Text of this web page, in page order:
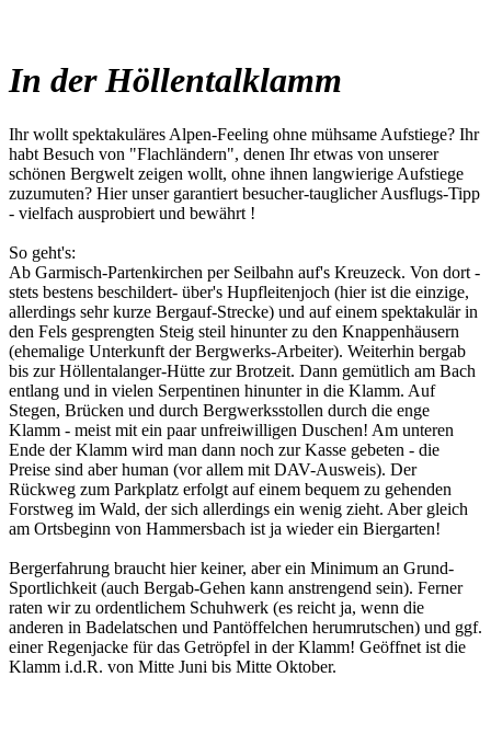
In der Höllentalklamm
Ihr wollt spektakuläres Alpen-Feeling ohne mühsame Aufstiege? Ihr
habt Besuch von "Flachländern", denen Ihr etwas von unserer
schönen Bergwelt zeigen wollt, ohne ihnen langwierige Aufstiege
zuzumuten? Hier unser garantiert besucher-tauglicher Ausflugs-Tipp
- vielfach ausprobiert und bewährt !
So geht's:
Ab Garmisch-Partenkirchen per Seilbahn auf's Kreuzeck. Von dort -
stets bestens beschildert- über's Hupfleitenjoch (hier ist die einzige,
allerdings sehr kurze Bergauf-Strecke) und auf einem spektakulär in
den Fels gesprengten Steig steil hinunter zu den Knappenhäusern
(ehemalige Unterkunft der Bergwerks-Arbeiter). Weiterhin bergab
bis zur Höllentalanger-Hütte zur Brotzeit. Dann gemütlich am Bach
entlang und in vielen Serpentinen hinunter in die Klamm. Auf
Stegen, Brücken und durch Bergwerksstollen durch die enge
Klamm - meist mit ein paar unfreiwilligen Duschen! Am unteren
Ende der Klamm wird man dann noch zur Kasse gebeten - die
Preise sind aber human (vor allem mit DAV-Ausweis). Der
Rückweg zum Parkplatz erfolgt auf einem bequem zu gehenden
Forstweg im Wald, der sich allerdings ein wenig zieht. Aber gleich
am Ortsbeginn von Hammersbach ist ja wieder ein Biergarten!
Bergerfahrung braucht hier keiner, aber ein Minimum an Grund-
Sportlichkeit (auch Bergab-Gehen kann anstrengend sein). Ferner
raten wir zu ordentlichem Schuhwerk (es reicht ja, wenn die
anderen in Badelatschen und Pantöffelchen herumrutschen) und ggf.
einer Regenjacke für das Getröpfel in der Klamm! Geöffnet ist die
Klamm i.d.R. von Mitte Juni bis Mitte Oktober.